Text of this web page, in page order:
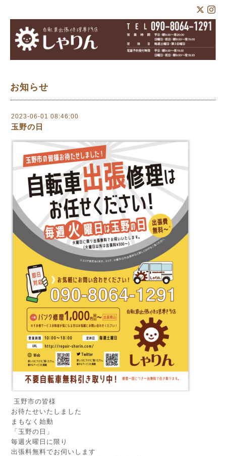
お知らせ
2023-06-01 08:46:00
玉野の日
玉野市の皆様
お待たせいたしました
まもなく始動
「玉野の日」
毎週火曜日に限り
出張料無料でお伺いします